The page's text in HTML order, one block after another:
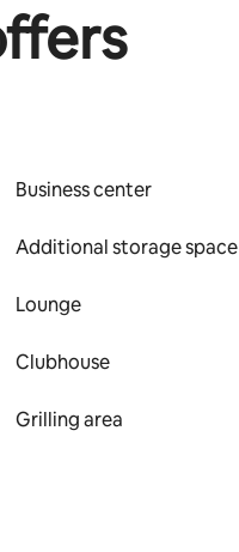
Business center
Additional storage space
Lounge
Clubhouse
Grilling area